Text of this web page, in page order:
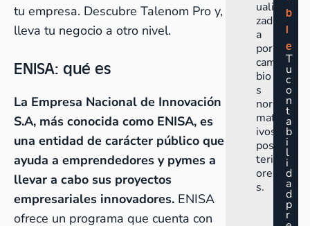
tu empresa. Descubre Talenom Pro y,
lleva tu negocio a otro nivel.
ENISA: qué es
La Empresa Nacional de Innovación
S.A, más conocida como ENISA, es
una entidad de carácter público que
ayuda a emprendedores y pymes a
llevar a cabo sus proyectos
empresariales innovadores. ENISA
ofrece un programa que cuenta con
uali
zad
a
por
cam
bio
s
nor
mat
ivos
pos
teri
ore
s.
b
l
e
T
u
c
o
n
t
a
b
i
l
i
d
a
d
p
r